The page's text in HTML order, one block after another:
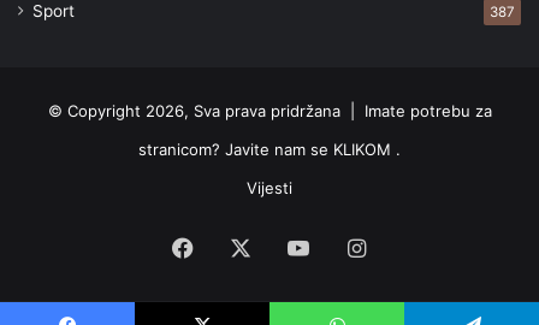
Sport 387
© Copyright 2026, Sva prava pridržana | Imate potrebu za
stranicom? Javite nam se KLIKOM .
Vijesti
Facebook YouTubeInstagram